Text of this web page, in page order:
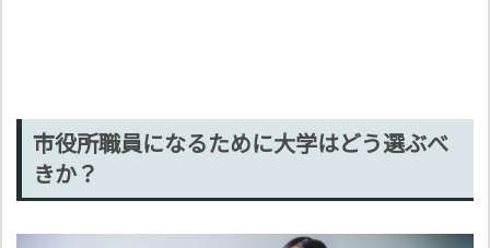
市役所職員になるために大学はどう選ぶべ
きか？